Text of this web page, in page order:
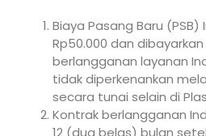
Biaya Pasang Baru
Rp50.000 dan
berlangganan layanan
tidak diperkenankan
secara tunai selain di
Kontrak berlangganan
12 (dua belas) bulan